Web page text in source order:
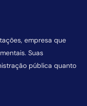
empresa que
Suas
pública quanto